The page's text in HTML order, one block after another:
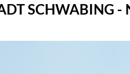
SCHWABING